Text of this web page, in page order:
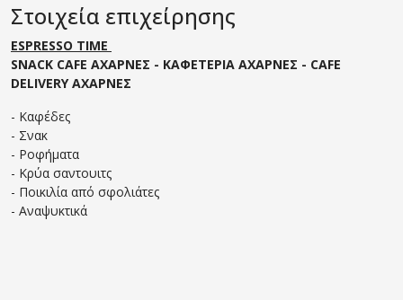
Στοιχεία επιχείρησης
ESPRESSO TIME
SNACK CAFE ΑΧΑΡΝΕΣ - ΚΑΦΕΤΕΡΙΑ ΑΧΑΡΝΕΣ - CAFE
DELIVERY ΑΧΑΡΝΕΣ
- Καφέδες
- Σνακ
- Ροφήματα
- Κρύα σαντουιτς
- Ποικιλία από σφολιάτες
- Αναψυκτικά